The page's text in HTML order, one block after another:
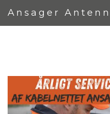
Ansager